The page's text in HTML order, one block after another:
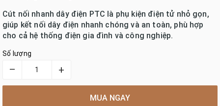
Cút nối nhanh dây điện PTC là phụ kiện điện tử nhỏ gọn,
giúp kết nối dây điện nhanh chóng và an toàn, phù hợp
cho cả hệ thống điện gia đình và công nghiệp.
Số lượng
– +
MUA NGAY